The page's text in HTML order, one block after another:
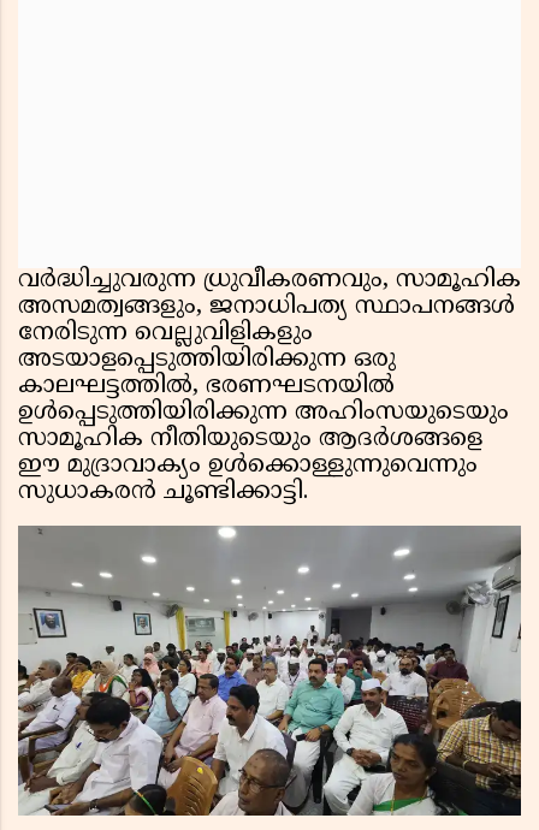
വര്‍ദ്ധിച്ചുവരുന്ന ധ്രുവീകരണവും, സാമൂഹിക
അസമത്വങ്ങളും, ജനാധിപത്യ സ്ഥാപനങ്ങള്‍
നേരിടുന്ന വെല്ലുവിളികളും
അടയാളപ്പെടുത്തിയിരിക്കുന്ന ഒരു
കാലഘട്ടത്തില്‍, ഭരണഘടനയില്‍
ഉള്‍പ്പെടുത്തിയിരിക്കുന്ന അഹിംസയുടെയും
സാമൂഹിക നീതിയുടെയും ആദര്‍ശങ്ങളെ
ഈ മുദ്രാവാക്യം ഉള്‍ക്കൊള്ളുന്നുവെന്നും
സുധാകരൻ ചൂണ്ടിക്കാട്ടി.